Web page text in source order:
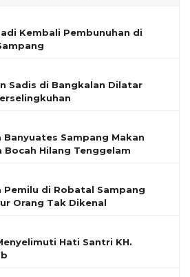
Kembali Pembunuhan di
Sadis di Bangkalan Dilatar
Banyuates Sampang Makan
Bocah Hilang Tenggelam
Pemilu di Robatal Sampang
Orang Tak Dikenal
Hati Santri KH.